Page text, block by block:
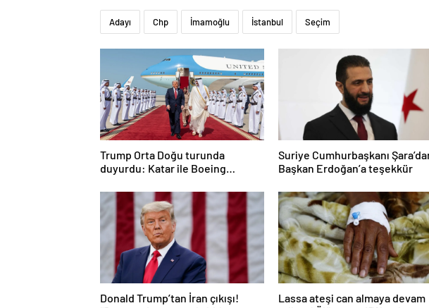
Adayı Chp İmamoğlu İstanbul Seçim
Trump Orta Doğu turunda
duyurdu: Katar ile Boeing
anlaşma
Suriye Cumhurbaşkanı
Başkan Erdoğan’a teşekkür
Donald Trump’tan İran çıkışı!
Lassa ateşi can almaya devam